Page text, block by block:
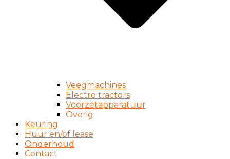
Veegmachines
Electro tractors
Voorzetapparatuur
Overig
Keuring
Huur en/of lease
Onderhoud
Contact